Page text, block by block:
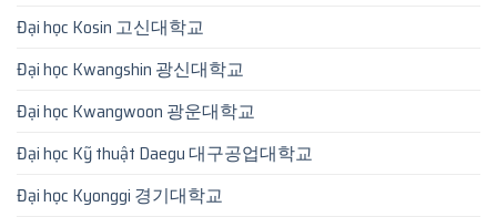
Đại học Kosin 고신대학교
Đại học Kwangshin 광신대학교
Đại học Kwangwoon 광운대학교
Đại học Kỹ thuật Daegu 대구공업대학교
Đại học Kyonggi 경기대학교